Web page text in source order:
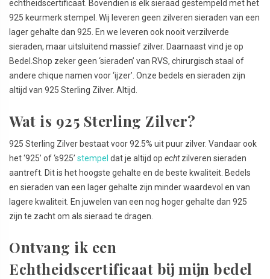
echtheidscertificaat. Bovendien is elk sieraad gestempeld met het
925 keurmerk stempel. Wij leveren geen zilveren sieraden van een
lager gehalte dan 925. En we leveren ook nooit verzilverde
sieraden, maar uitsluitend massief zilver. Daarnaast vind je op
Bedel.Shop zeker geen ‘sieraden’ van RVS, chirurgisch staal of
andere chique namen voor ‘ijzer’. Onze bedels en sieraden zijn
altijd van 925 Sterling Zilver. Altijd.
Wat is 925 Sterling Zilver?
925 Sterling Zilver bestaat voor 92.5% uit puur zilver. Vandaar ook
het ‘925’ of ‘s925’ stempel dat je altijd op echtzilveren sieraden
aantreft. Dit is het hoogste gehalte en de beste kwaliteit. Bedels
en sieraden van een lager gehalte zijn minder waardevol en van
lagere kwaliteit. En juwelen van een nog hoger gehalte dan 925
zijn te zacht om als sieraad te dragen.
Ontvang ik een
Echtheidscertificaat bij mijn bedel